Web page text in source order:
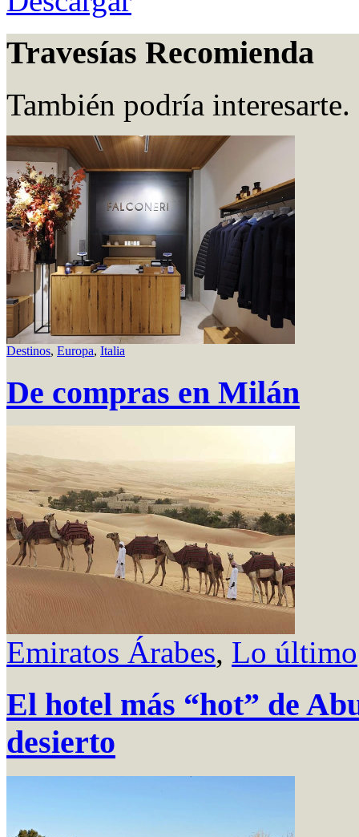
Travesías Recomienda
También podría interesarte.
Destinos, Europa, Italia
De compras en Milán
Emiratos Árabes, Lo último
El hotel más “hot” de
desierto